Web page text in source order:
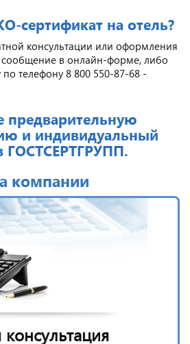
сертификат на отель?
консультации или оформления
сообщение в онлайн-форме, либо
телефону 8 800 550-87-68 -
предварительную
и индивидуальный
ГОСТСЕРТГРУПП.
компании
консультация